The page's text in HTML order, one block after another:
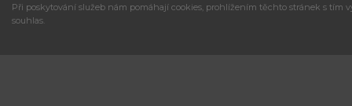
Při poskytování služeb nám pomáhají cookies, prohlížením těchto stránek s tím
souhlas.